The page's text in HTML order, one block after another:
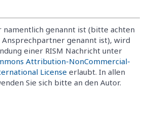
namentlich genannt ist (bitte achten
Ansprechpartner genannt ist), wird
einer RISM Nachricht unter
Attribution-NonCommercial-
License erlaubt. In allen
Sie sich bitte an den Autor.